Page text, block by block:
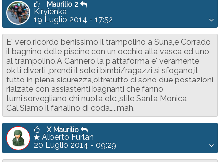
Maurilio 2
Kiryienka
19 Luglio 2014 - 17:52
E' vero,ricordo benissimo il trampolino a Suna,e Corrado
il bagnino delle piscine con un occhio alla vasca ed uno
al trampolino.A Cannero la piattaforma e' veramente
ok,ti diverti ,prendi il sole,i bimbi/ragazzi si sfogano,il
tutto in piena sicurezza,oltretutto ci sono due postazioni
rialzate con assiastenti bagnanti che fanno
turni,sorvegliano chi nuota etc.,stile Santa Monica
Cal.Siamo il fanalino di coda.....mah.
X Maurilio
Alberto Furlan
20 Luglio 2014 - 09:29